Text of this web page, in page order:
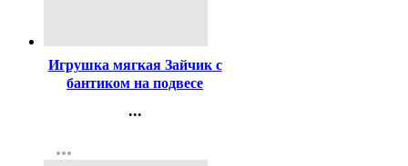
Игрушка мягкая Зайчик с
бантиком на подвесе
...
Регистрация
more_horiz